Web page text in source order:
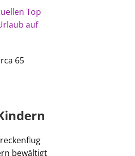
Top
auf
bewältigt